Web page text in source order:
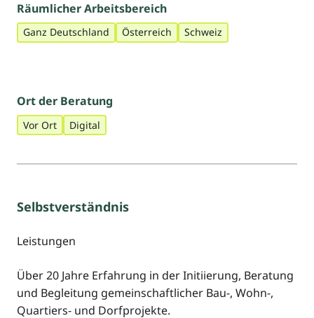
Räumlicher Arbeitsbereich
Ganz Deutschland Österreich Schweiz
Ort der Beratung
Vor Ort Digital
Selbstverständnis
Leistungen
Über 20 Jahre Erfahrung in der Initiierung, Beratung
und Begleitung gemeinschaftlicher Bau-, Wohn-,
Quartiers- und Dorfprojekte.